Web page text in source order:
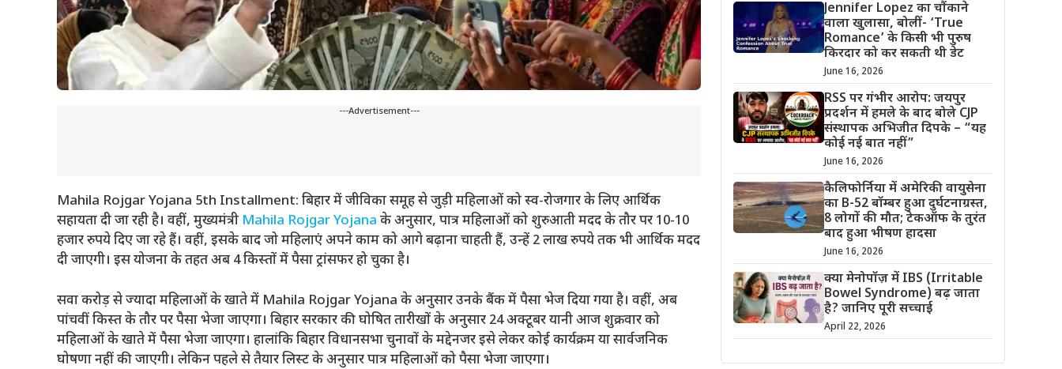
---Advertisement---
Mahila Rojgar Yojana 5th Installment: बिहार में जीविका समूह से जुड़ी महिलाओं को स्व-रोजगार के लिए आर्थिक
सहायता दी जा रही है। वहीं, मुख्यमंत्री Mahila Rojgar Yojana के अनुसार, पात्र महिलाओं को शुरुआती मदद के तौर पर 10-10
हजार रुपये दिए जा रहे हैं। वहीं, इसके बाद जो महिलाएं अपने काम को आगे बढ़ाना चाहती हैं, उन्हें 2 लाख रुपये तक भी आर्थिक मदद
दी जाएगी। इस योजना के तहत अब 4 किस्तों में पैसा ट्रांसफर हो चुका है।
सवा करोड़ से ज्यादा महिलाओं के खाते में Mahila Rojgar Yojana के अनुसार उनके बैंक में पैसा भेज दिया गया है। वहीं, अब
पांचवीं किस्त के तौर पर पैसा भेजा जाएगा। बिहार सरकार की घोषित तारीखों के अनुसार 24 अक्टूबर यानी आज शुक्रवार को
महिलाओं के खाते में पैसा भेजा जाएगा। हालांकि बिहार विधानसभा चुनावों के मद्देनजर इसे लेकर कोई कार्यक्रम या सार्वजनिक
घोषणा नहीं की जाएगी। लेकिन पहले से तैयार लिस्ट के अनुसार पात्र महिलाओं को पैसा भेजा जाएगा।
Jennifer Lopez का चौंकाने
वाला खुलासा, बोलीं- ‘True
Romance’ के किसी भी पुरुष
किरदार को कर सकती थी डेट
June 16, 2026
RSS पर गंभीर आरोप: जयपुर
प्रदर्शन में हमले के बाद बोले CJP
संस्थापक अभिजीत दिपके – “यह
कोई नई बात नहीं”
June 16, 2026
कैलिफोर्निया में अमेरिकी वायुसेना
का B-52 बॉम्बर हुआ दुर्घटनाग्रस्त,
8 लोगों की मौत; टेकऑफ के तुरंत
बाद हुआ भीषण हादसा
June 16, 2026
क्या मेनोपॉज़ में IBS (Irritable
Bowel Syndrome) बढ़ जाता
है? जानिए पूरी सच्चाई
April 22, 2026